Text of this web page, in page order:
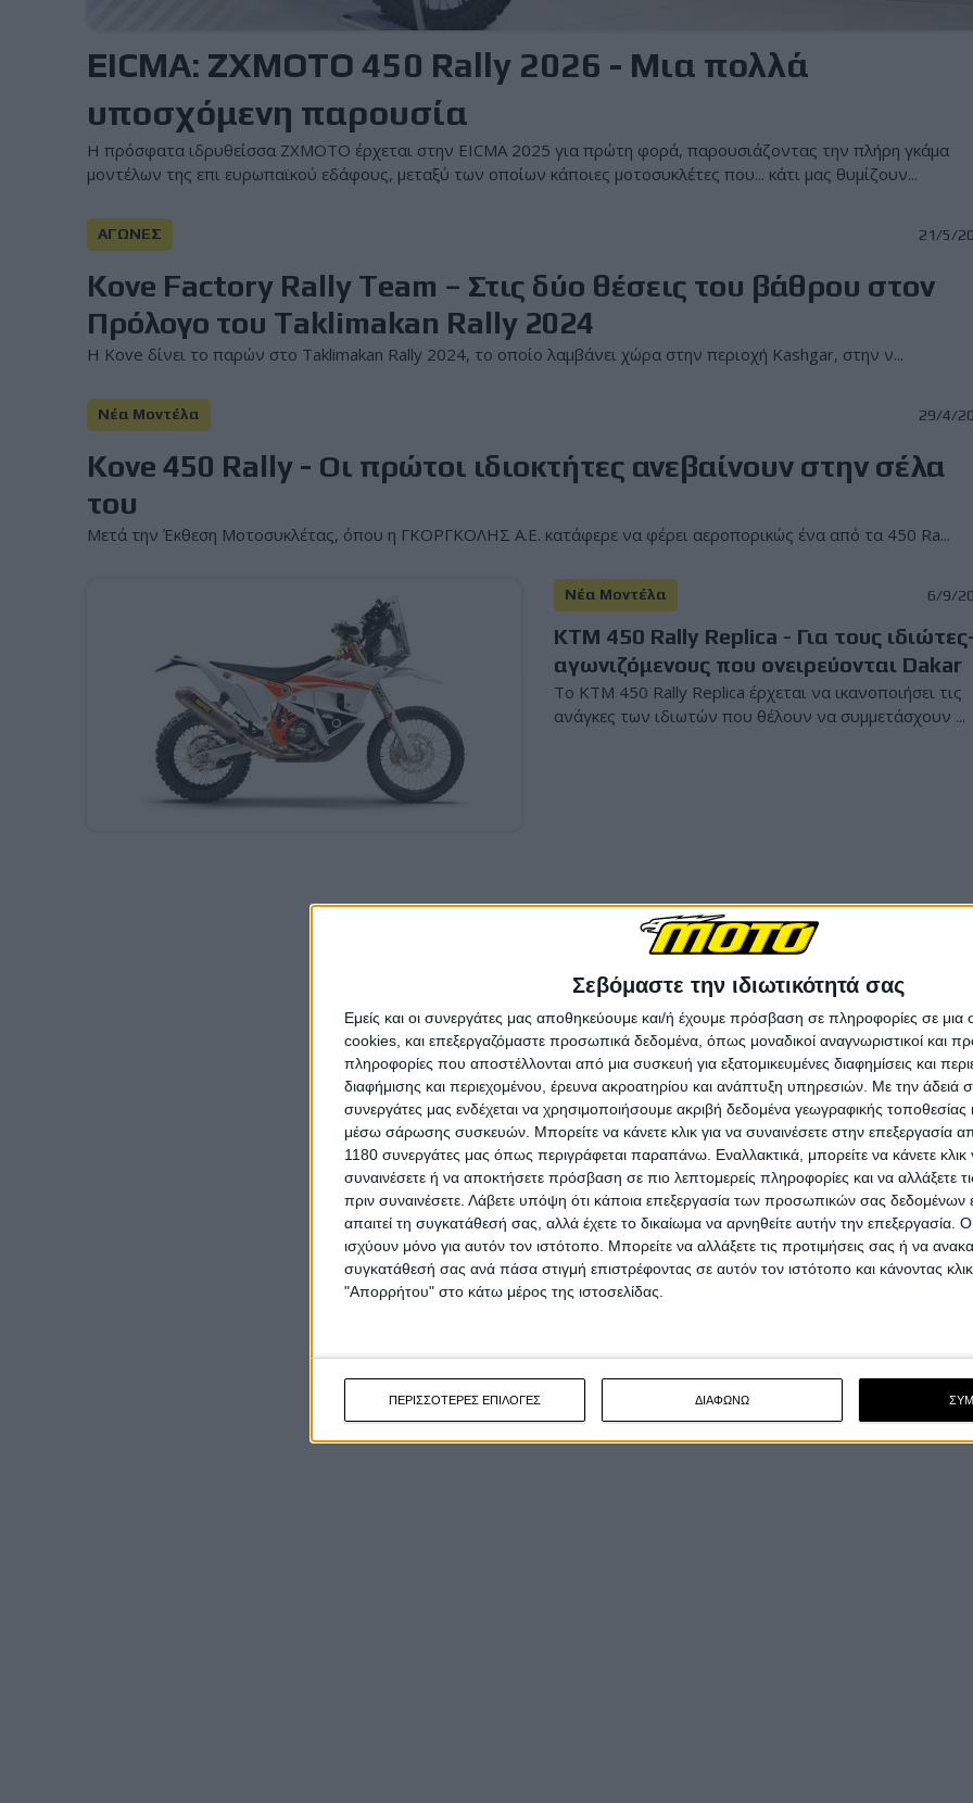
Σεβόμαστε την ιδιωτικότητά σας
Εμείς και οι συνεργάτες μας αποθηκεύουμε και/ή έχουμε πρόσβαση σε πληροφορίες σε
cookies, και επεξεργαζόμαστε προσωπικά δεδομένα, όπως μοναδικοί αναγνωριστικοί και
πληροφορίες που αποστέλλονται από μια συσκευή για εξατομικευμένες διαφημίσεις και
διαφήμισης και περιεχομένου, έρευνα ακροατηρίου και ανάπτυξη υπηρεσιών. Με την άδειά
συνεργάτες μας ενδέχεται να χρησιμοποιήσουμε ακριβή δεδομένα γεωγραφικής τοποθεσίας
μέσω σάρωσης συσκευών. Μπορείτε να κάνετε κλικ για να συναινέσετε στην επεξεργασία
1180 συνεργάτες μας όπως περιγράφεται παραπάνω. Εναλλακτικά, μπορείτε να κάνετε κλικ
συναινέσετε ή να αποκτήσετε πρόσβαση σε πιο λεπτομερείς πληροφορίες και να αλλάξετε
πριν συναινέσετε. Λάβετε υπόψη ότι κάποια επεξεργασία των προσωπικών σας δεδομένων
απαιτεί τη συγκατάθεσή σας, αλλά έχετε το δικαίωμα να αρνηθείτε αυτήν την επεξεργασία.
ισχύουν μόνο για αυτόν τον ιστότοπο. Μπορείτε να αλλάξετε τις προτιμήσεις σας ή να
συγκατάθεσή σας ανά πάσα στιγμή επιστρέφοντας σε αυτόν τον ιστότοπο και κάνοντας
"Απορρήτου" στο κάτω μέρος της ιστοσελίδας.
ΠΕΡΙΣΣΟΤΕΡΕΣ ΕΠΙΛΟΓΕΣ ΔΙΑΦΩΝΩ
EICMA: ZXMOTO 450 Rally 2026 - Μια πολλά
υποσχόμενη παρουσία
Η πρόσφατα ιδρυθείσσα ΖΧΜΟΤΟ έρχεται στην EICMA 2025 για πρώτη φορά, παρουσιάζοντας την πλήρη γκάμα
μοντέλων της επι ευρωπαϊκού εδάφους, μεταξύ των οποίων κάποιες μοτοσυκλέτες που... κάτι μας θυμίζουν...
ΑΓΩΝΕΣ 21/5/
Kove Factory Rally Team – Στις δύο θέσεις του βάθρου στον
Πρόλογο του Taklimakan Rally 2024
Η Kove δίνει το παρών στο Taklimakan Rally 2024, το οποίο λαμβάνει χώρα στην περιοχή Kashgar, στην ν...
Νέα Μοντέλα 29/4/
Kove 450 Rally - Οι πρώτοι ιδιοκτήτες ανεβαίνουν στην σέλα
του
Μετά την Έκθεση Μοτοσυκλέτας, όπου η ΓΚΟΡΓΚΟΛΗΣ Α.Ε. κατάφερε να φέρει αεροπορικώς ένα από τα 450 Ra...
Νέα Μοντέλα 6/9/
KTM 450 Rally Replica - Για τους
αγωνιζόμενους που ονειρεύονται Dakar
Το KTM 450 Rally Replica έρχεται να ικανοποιήσει τις
ανάγκες των ιδιωτών που θέλουν να συμμετάσχουν ...